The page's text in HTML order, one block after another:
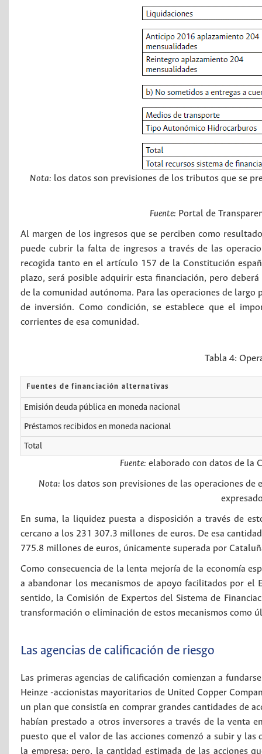
Nota: los datos son previsiones de los tributos que se
Fuente: Portal de
Al margen de los ingresos que se perciben como
puede cubrir la falta de ingresos a través de las
recogida tanto en el artículo 157 de la Constitución
plazo, será posible adquirir esta financiación, pero
de la comunidad autónoma. Para las operaciones de
de inversión. Como condición, se establece que el
corrientes de esa comunidad.
Tabla 4:
Fuentes de financiación alternativas
Emisión deuda pública en moneda nacional
Préstamos recibidos en moneda nacional
Total
Fuente: elaborado con datos de la
Nota: los datos son previsiones de las operaciones
En suma, la liquidez puesta a disposición a través de
cercano a los 231 307.3 millones de euros. De esa
775.8 millones de euros, únicamente superada por
Como consecuencia de la lenta mejoría de la economía
a abandonar los mecanismos de apoyo facilitados por el
sentido, la Comisión de Expertos del Sistema de
transformación o eliminación de estos mecanismos como
Las agencias de calificación de riesgo
Las primeras agencias de calificación comienzan a
Heinze -accionistas mayoritarios de United Copper
un plan que consistía en comprar grandes cantidades de
habían prestado a otros inversores a través de la venta
puesto que el valor de las acciones comenzó a subir y
la empresa; pero, la cantidad estimada de las acciones